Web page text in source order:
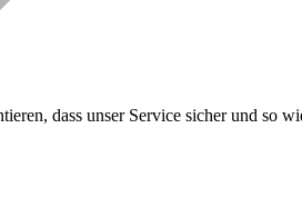
dass unser Service sicher und so